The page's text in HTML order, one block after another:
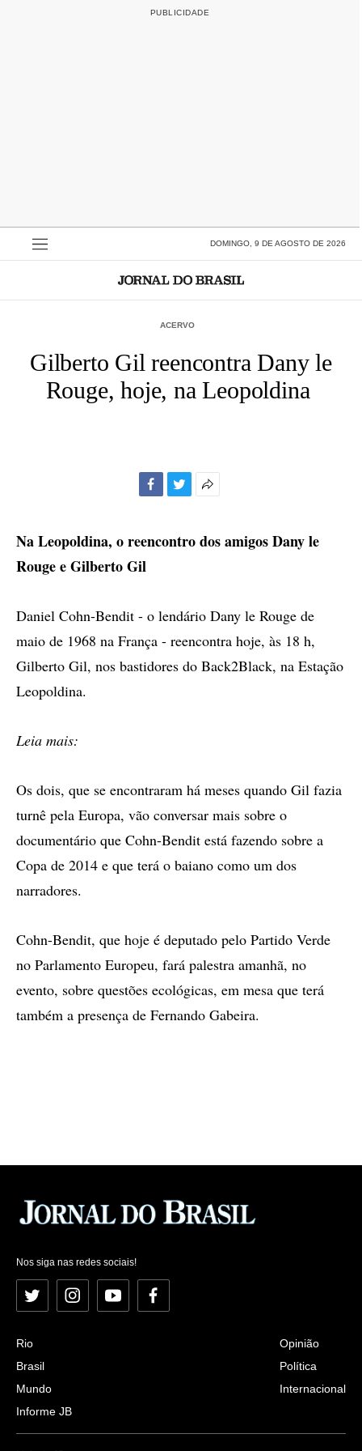
DOMINGO, 9 DE AGOSTO DE 2026
ACERVO
Gilberto Gil reencontra Dany le
Rouge, hoje, na Leopoldina
compartilhamento
Na Leopoldina, o reencontro dos amigos Dany le
Rouge e Gilberto Gil
Daniel Cohn-Bendit - o lendário Dany le Rouge de
maio de 1968 na França - reencontra hoje, às 18 h,
Gilberto Gil, nos bastidores do Back2Black, na Estação
Leopoldina.
Leia mais:
Os dois, que se encontraram há meses quando Gil fazia
turnê pela Europa, vão conversar mais sobre o
documentário que Cohn-Bendit está fazendo sobre a
Copa de 2014 e que terá o baiano como um dos
narradores.
Cohn-Bendit, que hoje é deputado pelo Partido Verde
no Parlamento Europeu, fará palestra amanhã, no
evento, sobre questões ecológicas, em mesa que terá
também a presença de Fernando Gabeira.
Nos siga nas redes sociais!
Twitter InstagramYouTubeFacebook
Rio
Brasil
Mundo
Informe JB
Opinião
Política
Internacional